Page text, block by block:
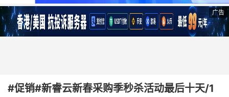
广告
#促销#新睿云新春采购季秒杀活动最后十天/1